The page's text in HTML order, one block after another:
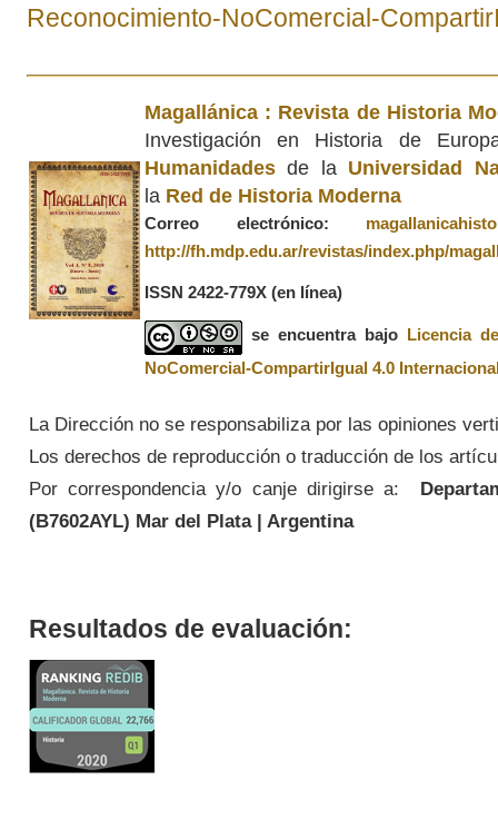
Reconocimiento-NoComercial-
Magallánica : Revista de Historia
Investigación en Historia de
Humanidadesde la Universidad
la Red de Historia Moderna
Correo electrónico:
http://fh.mdp.edu.ar/revistas/index.php/
ISSN 2422-779X (en línea)
se encuentra bajo
Licencia
NoComercial-CompartirIgual 4.0
La Dirección no se responsabiliza por las opiniones
Los derechos de reproducción o traducción de los
Por correspondencia y/o canje dirigirse a:
(B7602AYL) Mar del Plata | Argentina
Resultados de evaluación: